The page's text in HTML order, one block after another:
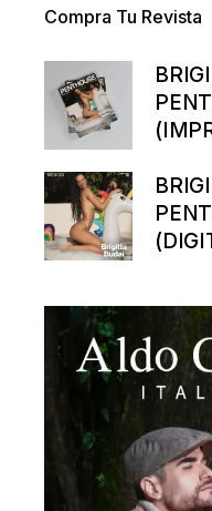
Compra Tu Revista